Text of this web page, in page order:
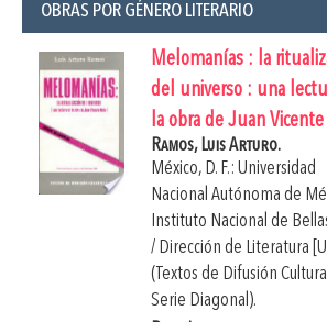
OBRAS POR GÉNERO LITERARIO
Melomanías : la
del universo : una
la obra de Juan
Ramos, Luis Arturo.
México, D. F.: Universidad
Nacional Autónoma de
Instituto Nacional de
/ Dirección de Literatura
(Textos de Difusión
Serie Diagonal).